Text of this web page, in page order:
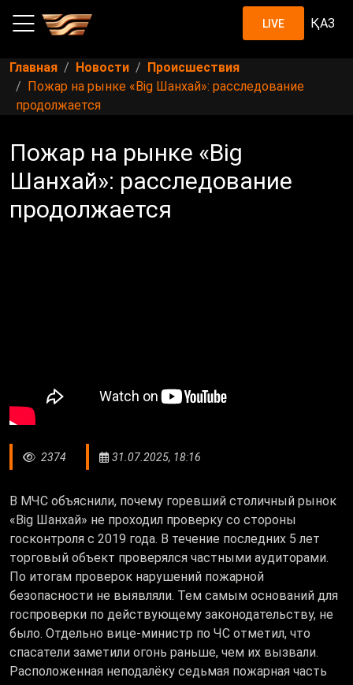
LIVE ҚАЗ
Главная Новости
Происшествия
Пожар на рынке «Big Шанхай»: расследование
продолжается
Пожар на рынке «Big
Шанхай»: расследование
продолжается
2374 31.07.2025, 18:16
В МЧС объяснили, почему горевший столичный рынок
«Big Шанхай» не проходил проверку со стороны
госконтроля с 2019 года. В течение последних 5 лет
торговый объект проверялся частными аудиторами.
По итогам проверок нарушений пожарной
безопасности не выявляли. Тем самым оснований для
госпроверки по действующему законодательству, не
было. Отдельно вице-министр по ЧС отметил, что
спасатели заметили огонь раньше, чем их вызвали.
Расположенная неподалёку седьмая пожарная часть